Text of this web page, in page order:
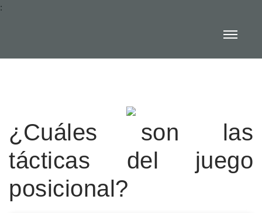
:
¿Cuáles son las
tácticas del juego
posicional?